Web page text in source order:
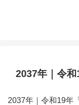
2037年｜令
2037年｜令和19年